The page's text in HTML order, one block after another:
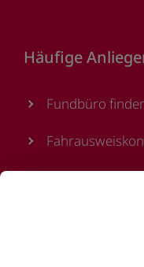
Häufige
Fundbüro